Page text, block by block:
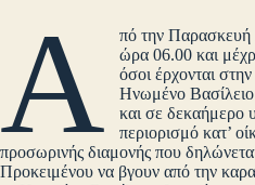
Α
πό την Παρασκευή
ώρα 06.00 και
όσοι έρχονται
Ηνωμένο Βασίλειο
και σε δεκαήμερο
περιορισμό κατ’
προσωρινής διαμονής που
Προκειμένου να βγουν από την